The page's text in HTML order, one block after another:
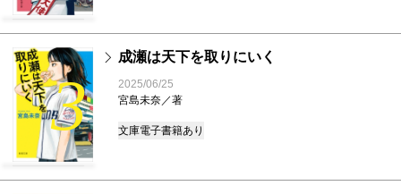
3
成瀬は天下を取りにいく
2025/06/25
宮島未奈／著
文庫電子書籍あり